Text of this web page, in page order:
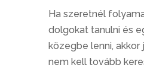
Ha szeretnél
dolgokat tanulni és
közegbe lenni, akkor
nem kell tovább